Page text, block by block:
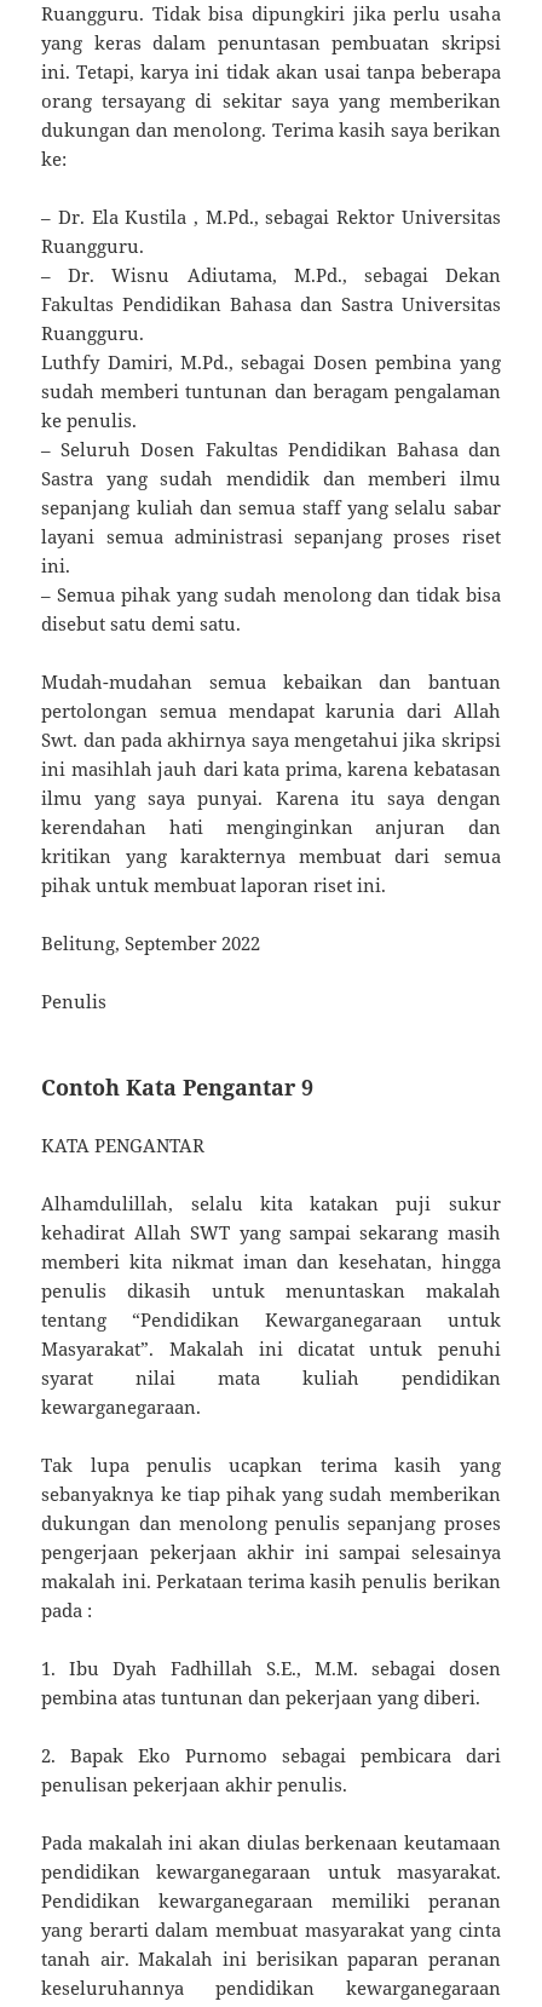
Ruangguru. Tidak bisa dipungkiri jika perlu usaha
yang keras dalam penuntasan pembuatan skripsi
ini. Tetapi, karya ini tidak akan usai tanpa beberapa
orang tersayang di sekitar saya yang memberikan
dukungan dan menolong. Terima kasih saya berikan
ke:
– Dr. Ela Kustila , M.Pd., sebagai Rektor Universitas
Ruangguru.
– Dr. Wisnu Adiutama, M.Pd., sebagai Dekan
Fakultas Pendidikan Bahasa dan Sastra Universitas
Ruangguru.
Luthfy Damiri, M.Pd., sebagai Dosen pembina yang
sudah memberi tuntunan dan beragam pengalaman
ke penulis.
– Seluruh Dosen Fakultas Pendidikan Bahasa dan
Sastra yang sudah mendidik dan memberi ilmu
sepanjang kuliah dan semua staff yang selalu sabar
layani semua administrasi sepanjang proses riset
ini.
– Semua pihak yang sudah menolong dan tidak bisa
disebut satu demi satu.
Mudah-mudahan semua kebaikan dan bantuan
pertolongan semua mendapat karunia dari Allah
Swt. dan pada akhirnya saya mengetahui jika skripsi
ini masihlah jauh dari kata prima, karena kebatasan
ilmu yang saya punyai. Karena itu saya dengan
kerendahan hati menginginkan anjuran dan
kritikan yang karakternya membuat dari semua
pihak untuk membuat laporan riset ini.
Belitung, September 2022
Penulis
Contoh Kata Pengantar 9
KATA PENGANTAR
Alhamdulillah, selalu kita katakan puji sukur
kehadirat Allah SWT yang sampai sekarang masih
memberi kita nikmat iman dan kesehatan, hingga
penulis dikasih untuk menuntaskan makalah
tentang “Pendidikan Kewarganegaraan untuk
Masyarakat”. Makalah ini dicatat untuk penuhi
syarat nilai mata kuliah pendidikan
kewarganegaraan.
Tak lupa penulis ucapkan terima kasih yang
sebanyaknya ke tiap pihak yang sudah memberikan
dukungan dan menolong penulis sepanjang proses
pengerjaan pekerjaan akhir ini sampai selesainya
makalah ini. Perkataan terima kasih penulis berikan
pada :
1. Ibu Dyah Fadhillah S.E., M.M. sebagai dosen
pembina atas tuntunan dan pekerjaan yang diberi.
2. Bapak Eko Purnomo sebagai pembicara dari
penulisan pekerjaan akhir penulis.
Pada makalah ini akan diulas berkenaan keutamaan
pendidikan kewarganegaraan untuk masyarakat.
Pendidikan kewarganegaraan memiliki peranan
yang berarti dalam membuat masyarakat yang cinta
tanah air. Makalah ini berisikan paparan peranan
keseluruhannya pendidikan kewarganegaraan